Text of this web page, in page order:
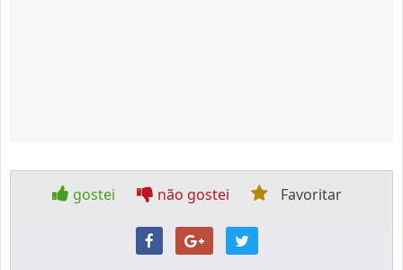
gostei não gostei Favoritar